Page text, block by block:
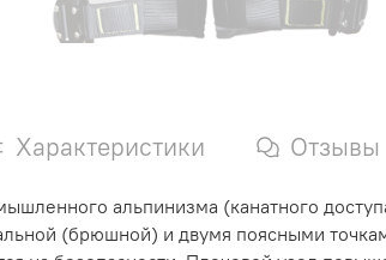
Характеристики Отзывы
альпинизма (канатного
(брюшной) и двумя поясными